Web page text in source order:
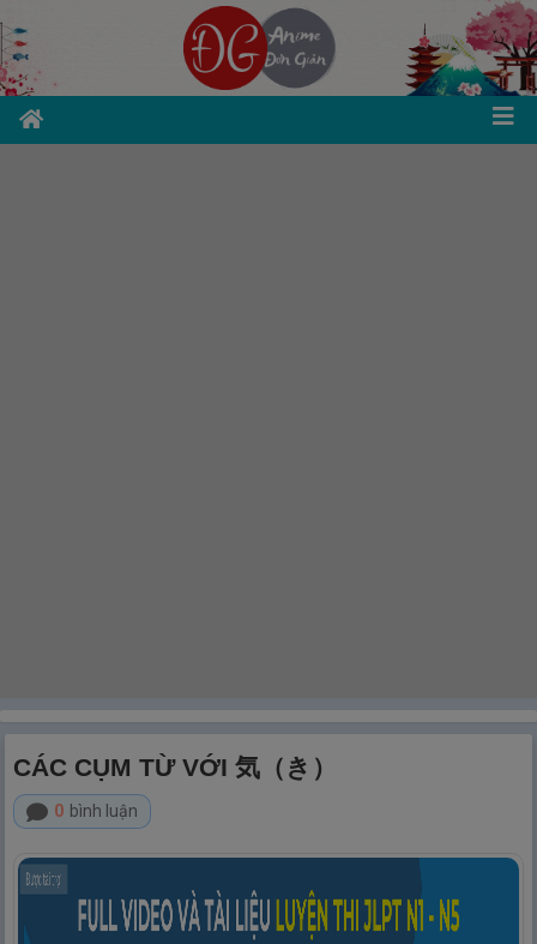
CÁC CỤM TỪ VỚI 気（き）
0 bình luận